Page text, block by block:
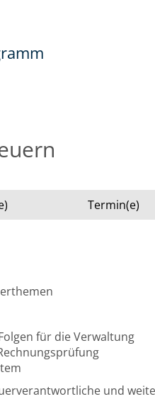
Termin(e)
für die Verwaltung
und